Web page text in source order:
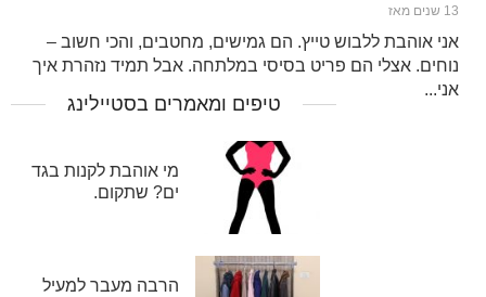
13 שנים מאז
אני אוהבת ללבוש טייץ. הם גמישים, מחטבים, והכי חשוב –
נוחים. אצלי הם פריט בסיסי במלתחה. אבל תמיד נזהרת איך
אני...
טיפים ומאמרים בסטיילינג
מי אוהבת לקנות בגד
ים? שתקום.
הרבה מעבר למעיל